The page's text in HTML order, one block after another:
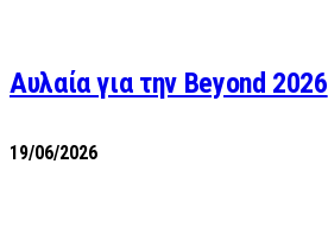
Αυλαία για την Beyond 2026
19/06/2026